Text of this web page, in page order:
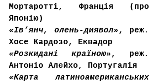
Мортаротті, Франція (про
Японію)
«Ів’янч, олень-диявол», реж.
Хосе Кардозо, Еквадор
«Розкидані країною», реж.
Антоніо Алейхо, Португалія
«Карта латиноамериканських